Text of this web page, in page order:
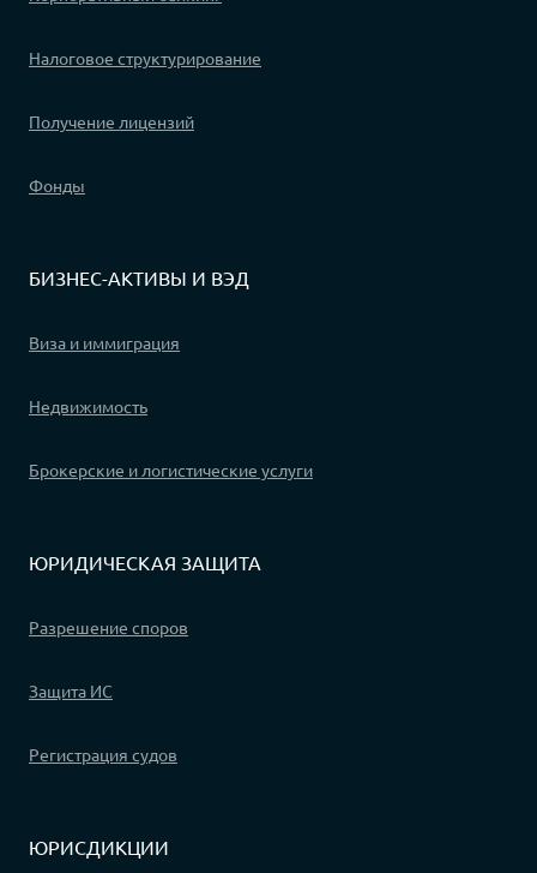
Налоговое структурирование
Получение лицензий
Фонды
БИЗНЕС-АКТИВЫ И ВЭД
Виза и иммиграция
Недвижимость
Брокерские и логистические услуги
ЮРИДИЧЕСКАЯ ЗАЩИТА
Разрешение споров
Защита ИС
Регистрация судов
ЮРИСДИКЦИИ